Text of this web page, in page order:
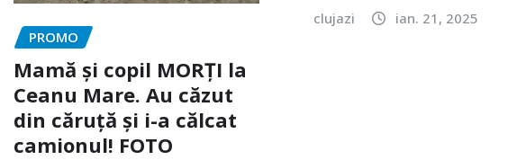
PROMO
Mamă și copil MORȚI la
Ceanu Mare. Au căzut
din căruță și i-a călcat
camionul! FOTO
clujazi
ian. 21, 2025